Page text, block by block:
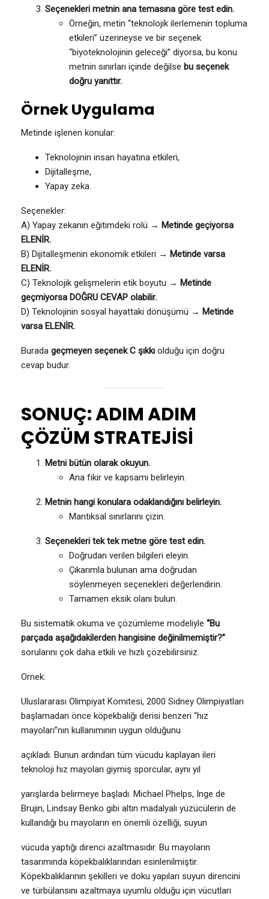
Seçenekleri metnin ana temasına göre test edin.
Örneğin, metin “teknolojik ilerlemenin topluma
etkileri” üzerineyse ve bir seçenek
“biyoteknolojinin geleceği” diyorsa, bu konu
metnin sınırları içinde değilse bu seçenek
doğru yanıttır.
Örnek Uygulama
Metinde işlenen konular:
Teknolojinin insan hayatına etkileri,
Dijitalleşme,
Yapay zeka.
Seçenekler:
A) Yapay zekanın eğitimdeki rolü → Metinde geçiyorsa
ELENİR.
B) Dijitalleşmenin ekonomik etkileri → Metinde varsa
ELENİR.
C) Teknolojik gelişmelerin etik boyutu → Metinde
geçmiyorsa DOĞRU CEVAP olabilir.
D) Teknolojinin sosyal hayattaki dönüşümü → Metinde
varsa ELENİR.
Burada geçmeyen seçenek C şıkkı olduğu için doğru
cevap budur.
SONUÇ: ADIM ADIM
ÇÖZÜM STRATEJİSİ
Metni bütün olarak okuyun.
Ana fikir ve kapsamı belirleyin.
Metnin hangi konulara odaklandığını belirleyin.
Mantıksal sınırlarını çizin.
Seçenekleri tek tek metne göre test edin.
Doğrudan verilen bilgileri eleyin.
Çıkarımla bulunan ama doğrudan
söylenmeyen seçenekleri değerlendirin.
Tamamen eksik olanı bulun.
Bu sistematik okuma ve çözümleme modeliyle “Bu
parçada aşağıdakilerden hangisine değinilmemiştir?”
sorularını çok daha etkili ve hızlı çözebilirsiniz.
Ornek:
Uluslararası Olimpiyat Komitesi, 2000 Sidney Olimpiyatları
başlamadan önce köpekbalığı derisi benzeri “hız
mayoları”nın kullanımının uygun olduğunu
açıkladı. Bunun ardından tüm vücudu kaplayan ileri
teknoloji hız mayoları giymiş sporcular, aynı yıl
yarışlarda belirmeye başladı. Michael Phelps, Inge de
Brujin, Lindsay Benko gibi altın madalyalı yüzücülerin de
kullandığı bu mayoların en önemli özelliği, suyun
vücuda yaptığı direnci azaltmasıdır. Bu mayoların
tasarımında köpekbalıklarından esinlenilmiştir.
Köpekbalıklarının şekilleri ve doku yapıları suyun direncini
ve türbülansını azaltmaya uyumlu olduğu için vücutları